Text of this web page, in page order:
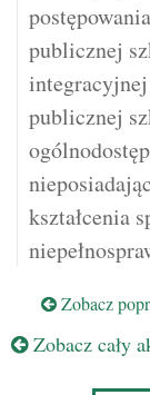
publicznej
publicznej
kształcenia
Zobacz
Zobacz cały